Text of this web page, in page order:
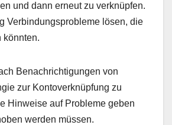
und dann erneut zu verknüpfen.
Verbindungsprobleme lösen, die
könnten.
Benachrichtigungen von
zur Kontoverknüpfung zu
Hinweise auf Probleme geben
werden müssen.